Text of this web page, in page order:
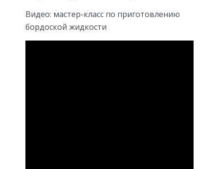
Видео: мастер-класс по приготовлению
бордоской жидкости